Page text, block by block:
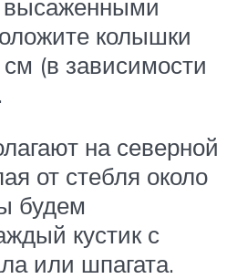
колышки
(в зависимости
на северной
от стебля около
будем
кустик с
или шпагата.